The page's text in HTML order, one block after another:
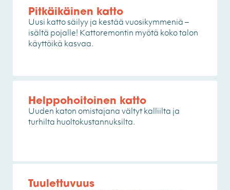
Pitkäikäinen katto
Uusi katto säilyy ja kestää vuosikymmeniä –
isältä pojalle! Kattoremontin myötä koko talon
käyttöikä kasvaa.
Helppohoitoinen katto
Uuden katon omistajana vältyt kalliilta ja
turhilta huoltokustannuksilta.
Tuulettuvuus